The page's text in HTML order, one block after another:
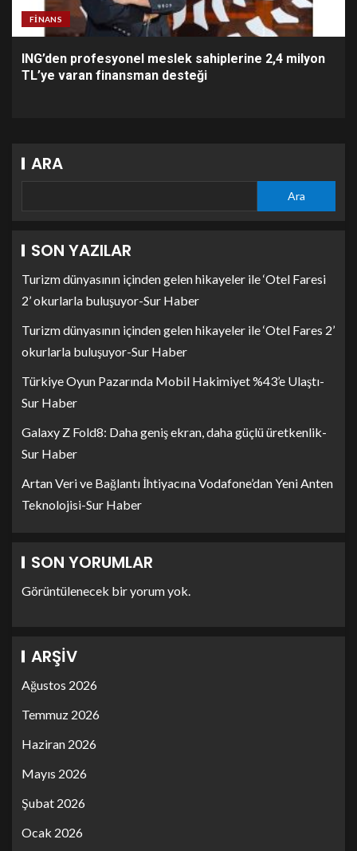
FINANS
ING’den profesyonel meslek sahiplerine 2,4 milyon
TL’ye varan finansman desteği
ARA
Ara
SON YAZILAR
Turizm dünyasının içinden gelen hikayeler ile ‘Otel Faresi
2’ okurlarla buluşuyor-Sur Haber
Turizm dünyasının içinden gelen hikayeler ile ‘Otel Fares 2’
okurlarla buluşuyor-Sur Haber
Türkiye Oyun Pazarında Mobil Hakimiyet %43’e Ulaştı-
Sur Haber
Galaxy Z Fold8: Daha geniş ekran, daha güçlü üretkenlik-
Sur Haber
Artan Veri ve Bağlantı İhtiyacına Vodafone’dan Yeni Anten
Teknolojisi-Sur Haber
SON YORUMLAR
Görüntülenecek bir yorum yok.
ARŞIV
Ağustos 2026
Temmuz 2026
Haziran 2026
Mayıs 2026
Şubat 2026
Ocak 2026